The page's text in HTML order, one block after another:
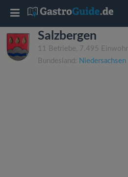
Salzbergen
11 Betriebe, 7.495
Bundesland: Niedersachsen
T
o